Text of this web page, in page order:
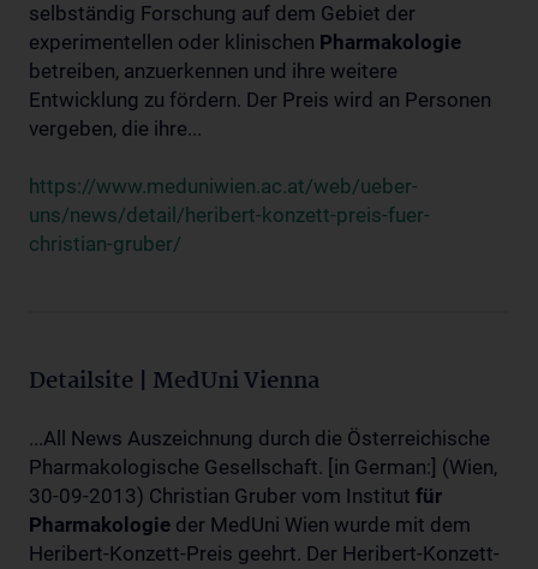
selbständig Forschung auf dem Gebiet der
experimentellen oder klinischen Pharmakologie
betreiben, anzuerkennen und ihre weitere
Entwicklung zu fördern. Der Preis wird an Personen
vergeben, die ihre...
https://www.meduniwien.ac.at/web/ueber-
uns/news/detail/heribert-konzett-preis-fuer-
christian-gruber/
Detailsite | MedUni Vienna
...All News Auszeichnung durch die Österreichische
Pharmakologische Gesellschaft. [in German:] (Wien,
30-09-2013) Christian Gruber vom Institut für
Pharmakologie der MedUni Wien wurde mit dem
Heribert-Konzett-Preis geehrt. Der Heribert-Konzett-